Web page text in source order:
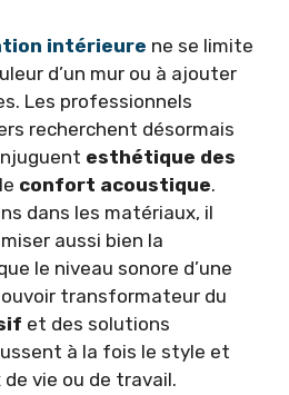
intérieure ne se limite
d’un mur ou à ajouter
Les professionnels
recherchent désormais
esthétique des
confort acoustique.
dans les matériaux, il
aussi bien la
le niveau sonore d’une
transformateur du
et des solutions
à la fois le style et
de vie ou de travail.